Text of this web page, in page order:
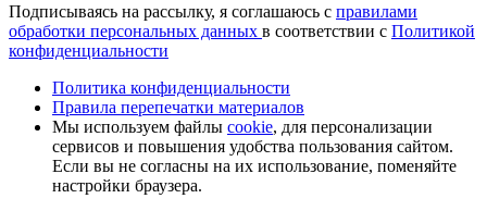
Подписываясь на рассылку, я соглашаюсь с правилами
обработки персональных данных в соответствии с Политикой
конфиденциальности
Политика конфиденциальности
Правила перепечатки материалов
Мы используем файлы cookie, для персонализации
сервисов и повышения удобства пользования сайтом.
Если вы не согласны на их использование, поменяйте
настройки браузера.